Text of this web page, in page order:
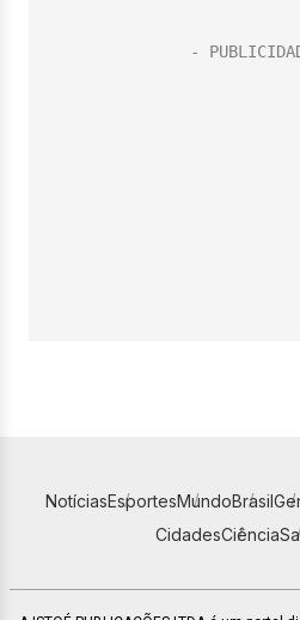
NotíciasEsportesMundoBrasil
CidadesCiência